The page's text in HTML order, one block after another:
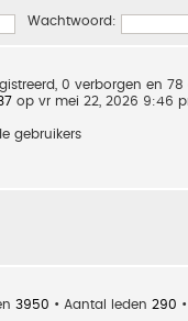
Wachtwoord:
0 verborgen en
op vr mei 22, 2026 9:46
gebruikers
3950 • Aantal leden 290